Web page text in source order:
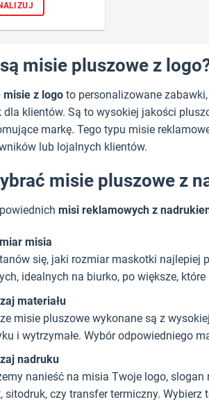
misie pluszowe z
misie z logoto personalizowane
dla klientów. Są to wysokiej jakości
markę. Tego typu misie
lub lojalnych klientów.
misie pluszowe z
misi reklamowych z
misia
się, jaki rozmiar maskotki najlepiej
idealnych na biurko, po większe,
materiału
misie pluszowe wykonane są z
i wytrzymałe. Wybór odpowiedniego
nadruku
nanieść na misia Twoje logo,
sitodruk, czy transfer termiczny.